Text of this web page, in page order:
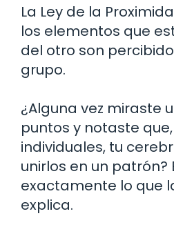
La Ley de la
los elementos que
del otro son
grupo.
¿Alguna vez miraste
puntos y notaste
individuales, tu
unirlos en un patrón?
exactamente lo que
explica.